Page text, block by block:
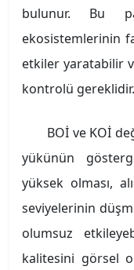
bulunur. Bu
ekosistemlerinin
etkiler yaratabilir
kontrolü gereklidir.
BOİ ve KOİ
yükünün
yüksek olması,
seviyelerinin
olumsuz
kalitesini görsel